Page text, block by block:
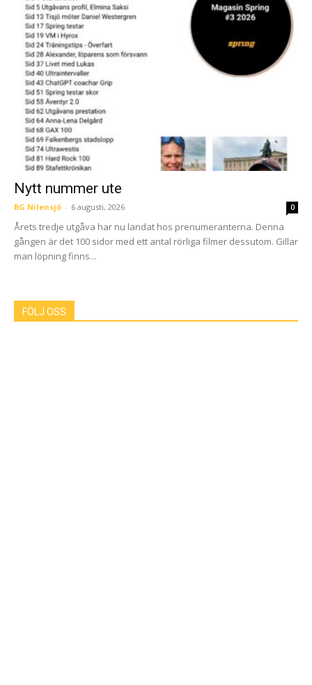
Nytt nummer ute
BG Nilensjö - 6 augusti, 2026 0
Årets tredje utgåva har nu landat hos prenumeranterna. Denna
gången är det 100 sidor med ett antal rörliga filmer dessutom. Gillar
man löpning finns...
FÖLJ OSS